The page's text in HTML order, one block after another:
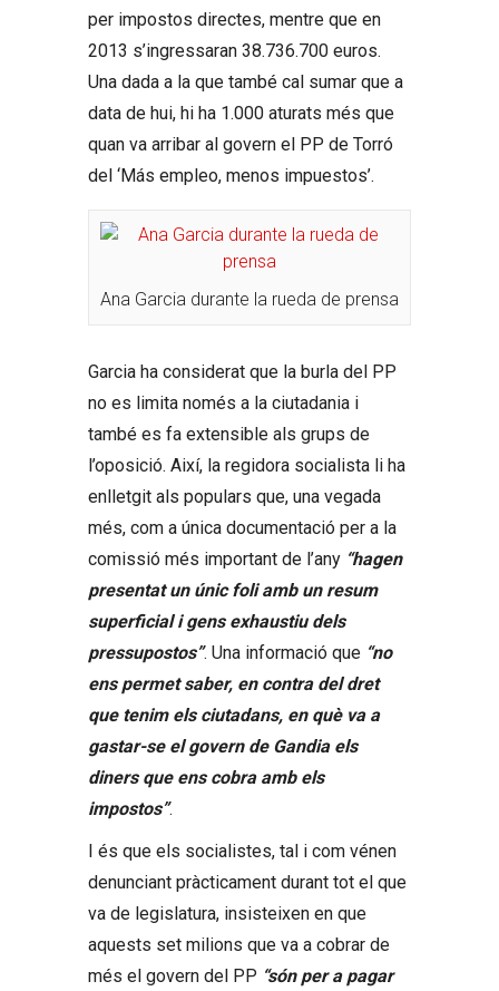
per impostos directes, mentre que en
2013 s’ingressaran 38.736.700 euros.
Una dada a la que també cal sumar que a
data de hui, hi ha 1.000 aturats més que
quan va arribar al govern el PP de Torró
del ‘Más empleo, menos impuestos’.
Ana Garcia durante la rueda de prensa
Garcia ha considerat que la burla del PP
no es limita només a la ciutadania i
també es fa extensible als grups de
l’oposició. Així, la regidora socialista li ha
enlletgit als populars que, una vegada
més, com a única documentació per a la
comissió més important de l’any “hagen
presentat un únic foli amb un resum
superficial i gens exhaustiu dels
pressupostos”. Una informació que “no
ens permet saber, en contra del dret
que tenim els ciutadans, en què va a
gastar-se el govern de Gandia els
diners que ens cobra amb els
impostos”.
I és que els socialistes, tal i com vénen
denunciant pràcticament durant tot el que
va de legislatura, insisteixen en que
aquests set milions que va a cobrar de
més el govern del PP “són per a pagar